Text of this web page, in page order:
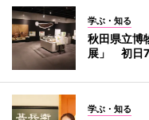
学ぶ・知る
秋田県立博
展」 初日
学ぶ・知る